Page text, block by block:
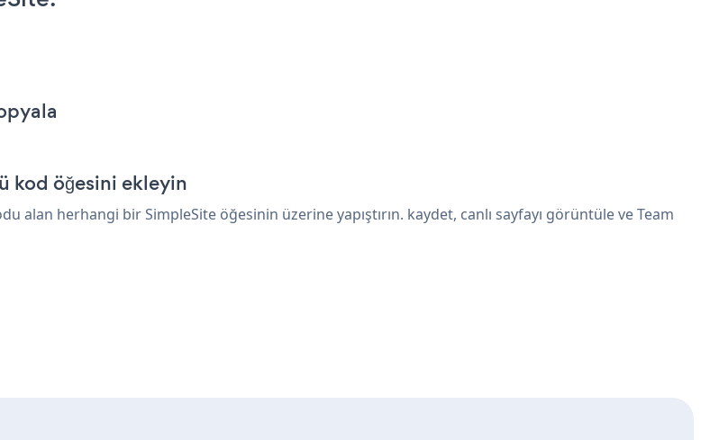
kod öğesini ekleyin
herhangi bir SimpleSite öğesinin üzerine yapıştırın. kaydet, canlı sayfayı görüntüle ve Team